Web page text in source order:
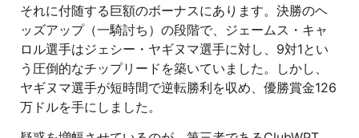
それに付随する巨額のボーナスにあります。決勝のヘ
ッズアップ（一騎討ち）の段階で、ジェームス・キャ
ロル選手はジェシー・ヤギヌマ選手に対し、9対1とい
う圧倒的なチップリードを築いていました。しかし、
ヤギヌマ選手が短時間で逆転勝利を収め、優勝賞金126
万ドルを手にしました。